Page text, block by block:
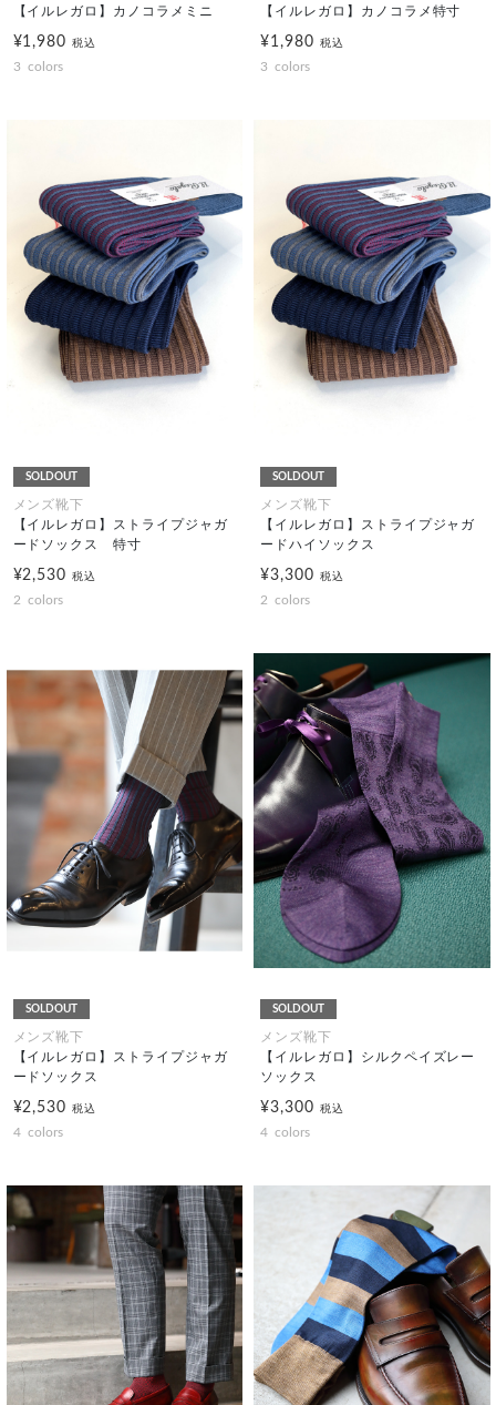
【イルレガロ】カノコラメミニ
¥1,980税込
3 colors
【イルレガロ】カノコラメ特寸
¥1,980 税込
3 colors
SOLDOUT
メンズ靴下
【イルレガロ】ストライプジャガ
ードソックス 特寸
¥2,530税込
2 colors
SOLDOUT
メンズ靴下
【イルレガロ】ストライプジャガ
ードハイソックス
¥3,300 税込
2 colors
SOLDOUT
メンズ靴下
【イルレガロ】ストライプジャガ
ードソックス
¥2,530税込
4 colors
SOLDOUT
メンズ靴下
【イルレガロ】シルクペイズレー
ソックス
¥3,300 税込
4 colors